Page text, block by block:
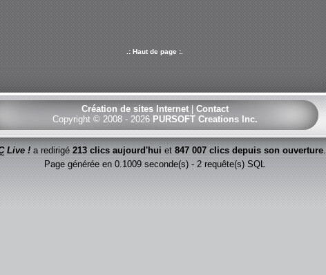
.: Haut de page :.
Création de sites Internet| Contact
Copyright © 2008 - 2026 PURSOFT Creations Inc.
Live !a redirigé 213 clics aujourd'huiet 847 007 clics depuis son ouverture.
Page générée en 0.1009 seconde(s) - 2 requête(s) SQL